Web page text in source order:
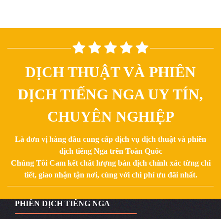
DỊCH THUẬT VÀ PHIÊN
DỊCH TIẾNG NGA UY TÍN,
CHUYÊN NGHIỆP
Là đơn vị hàng đầu cung cấp dịch vụ dịch thuật và phiên
dịch tiếng Nga trên Toàn Quốc
Chúng Tôi Cam kết chất lượng bản dịch chính xác từng chi
tiết, giao nhận tận nơi, cùng với chi phí ưu đãi nhất.
PHIÊN DỊCH TIẾNG NGA